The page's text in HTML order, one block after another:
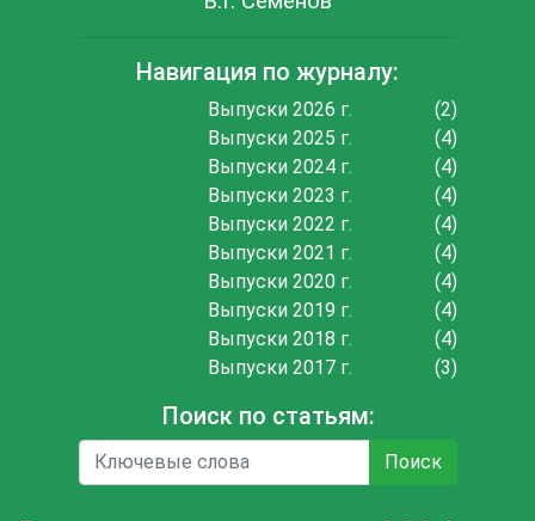
Навигация по журналу:
Выпуски 2026 г.
(2)
Выпуски 2025 г.
(4)
Выпуски 2024 г.
(4)
Выпуски 2023 г.
(4)
Выпуски 2022 г.
(4)
Выпуски 2021 г.
(4)
Выпуски 2020 г.
(4)
Выпуски 2019 г.
(4)
Выпуски 2018 г.
(4)
Выпуски 2017 г.
(3)
Поиск по статьям:
Поиск